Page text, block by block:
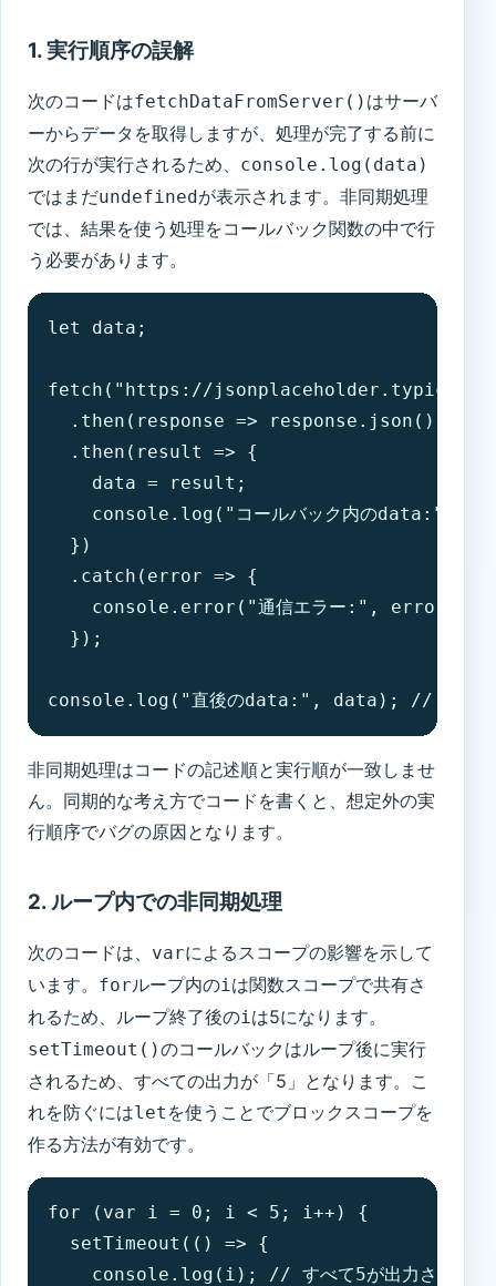
1. 実行順序の誤解
次のコードはfetchDataFromServer() はサーバ
ーからデータを取得しますが、処理が完了する前に
次の行が実行されるため、 console.log(data)
ではまだundefinedが表示されます。非同期処理
では、結果を使う処理をコールバック関数の中で行
う必要があります。
let data;
fetch("https://
.then(response => response.json()) // レ
  .then(result => {
    data = result;
console.log("コールバック内のdata:",
  })
  .catch(error => {
    console.error("通信エラー:", error);
  });
console.log("直後のdata:", data); // 非同期処
非同期処理はコードの記述順と実行順が一致しませ
ん。同期的な考え方でコードを書くと、想定外の実
行順序でバグの原因となります。
2. ループ内での非同期処理
次のコードは、 varによるスコープの影響を示して
います。 forループ内のiは関数スコープで共有さ
れるため、ループ終了後のiは5になります。
setTimeout()のコールバックはループ後に実行
されるため、すべての出力が「5」となります。こ
れを防ぐにはlet を使うことでブロックスコープを
作る方法が有効です。
for (var i = 0; i < 5; i++) {
  setTimeout(() => {
    console.log(i); // すべて5が出力される